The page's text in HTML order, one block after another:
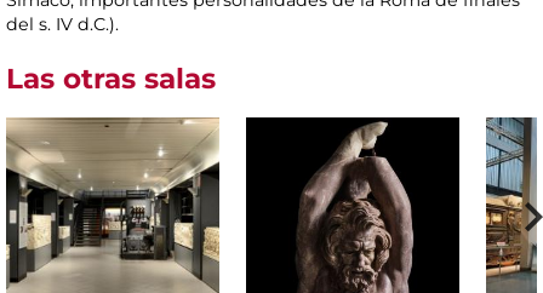
del s. IV d.C.).
Las otras salas